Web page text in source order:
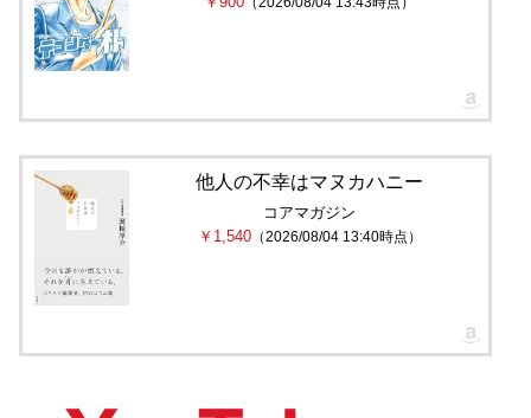
他人の不幸はマヌカハニー
コアマガジン
￥1,540（2026/08/04 13:40時点）